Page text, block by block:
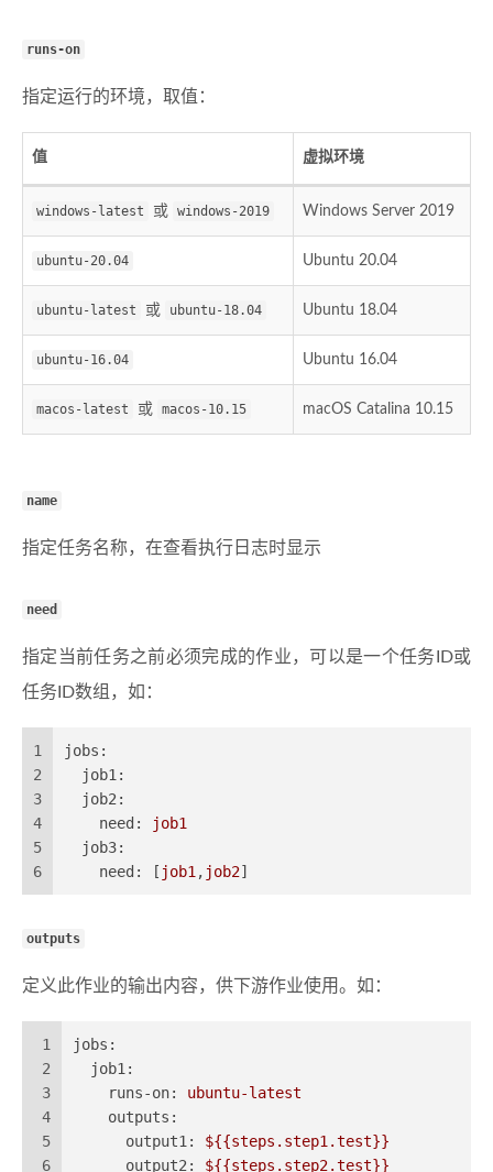
runs-on
指定运行的环境，取值：
值 虚拟环境
windows-latest 或 windows-2019 Windows Server 2019
ubuntu-20.04 Ubuntu 20.04
ubuntu-latest 或 ubuntu-18.04 Ubuntu 18.04
ubuntu-16.04 Ubuntu 16.04
macos-latest 或 macos-10.15 macOS Catalina 10.15
name
指定任务名称，在查看执行日志时显示
need
指定当前任务之前必须完成的作业，可以是一个任务ID或
任务ID数组，如：
1
2
3
4
5
6
jobs:
job1:
job2:
need:
job1
job3:
need:
[ job1 , job2]
outputs
定义此作业的输出内容，供下游作业使用。如：
1
2
3
4
5
6
jobs:
job1:
runs-on:
ubuntu-latest
outputs:
output1:
${{steps.step1.test}}
output2:
${{steps.step2.test}}